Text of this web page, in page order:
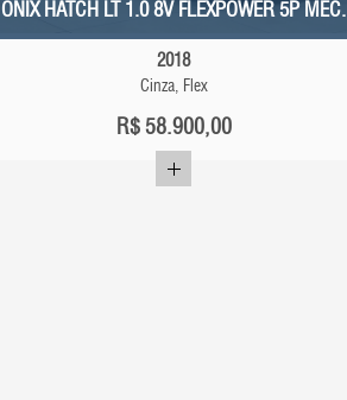
ONIX HATCH LT 1.0 8V FLEXPOWER 5P MEC.
2018
Cinza, Flex
R$58.900,00